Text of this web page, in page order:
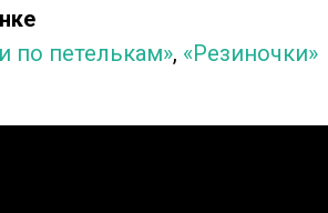
по петелькам», «Резиночки»